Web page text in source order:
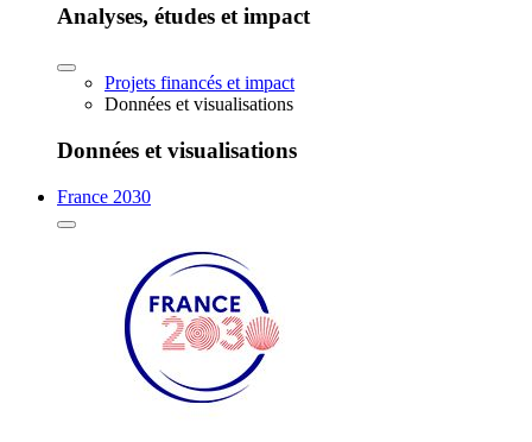
Analyses, études et impact
Projets financés et impact
Données et visualisations
Données et visualisations
France 2030